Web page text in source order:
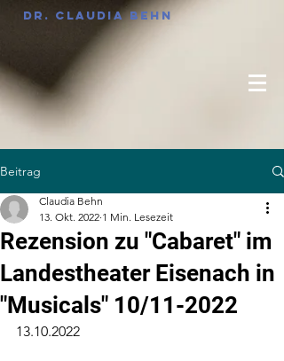
Dr. Claudia Behn
Beitrag
Rezension zu "Cabaret" im
Landestheater Eisenach in
"Musicals" 10/11-2022
Claudia Behn
13. Okt. 2022 1 Min. Lesezeit
13.10.2022